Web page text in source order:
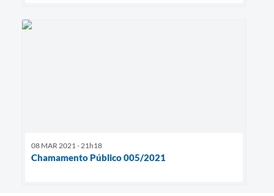
08 MAR 2021 - 21h18
Chamamento Público 005/2021